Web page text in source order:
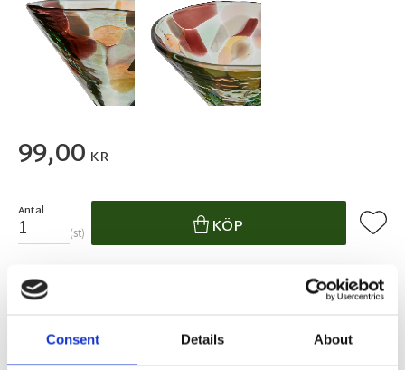
Consent Details About
99,00 KR
Antal
st KÖP Lägg
Lagerstatus
Tillverkare
Affari
Fri frakt över 995kr
Snabba leveranser